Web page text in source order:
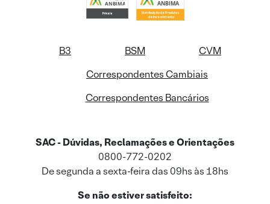
B3 BSM
CVM
Correspondentes Cambiais
Correspondentes Bancários
SAC - Dúvidas, Reclamações e Orientações
0800-772-0202
De segunda a sexta-feira das 09hs às 18hs
Se não estiver satisfeito: